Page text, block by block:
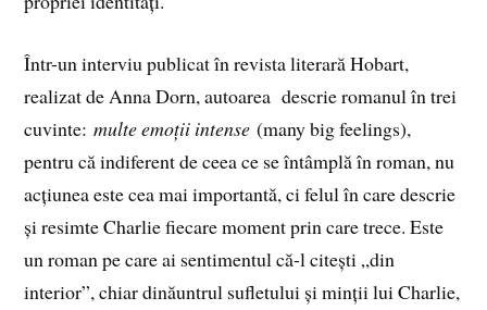
Într-un interviu publicat în revista literară Hobart,
realizat de Anna Dorn, autoarea descrie romanul în trei
cuvinte:multe emoții intense (many big feelings),
pentru că indiferent de ceea ce se întâmplă în roman, nu
acțiunea este cea mai importantă, ci felul în care descrie
și resimte Charlie fiecare moment prin care trece. Este
un roman pe care ai sentimentul că-l citești „din
interior”, chiar dinăuntrul sufletului și minții lui Charlie,